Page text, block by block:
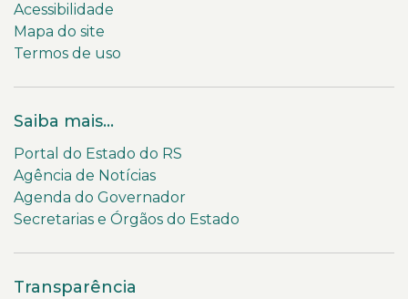
Acessibilidade
Mapa do site
Termos de uso
Saiba mais...
Portal do Estado do RS
Agência de Notícias
Agenda do Governador
Secretarias e Órgãos do Estado
Transparência